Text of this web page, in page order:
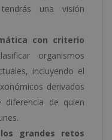
una visión
con criterio
organismos
incluyendo el
derivados
diferencia de quien
grandes retos